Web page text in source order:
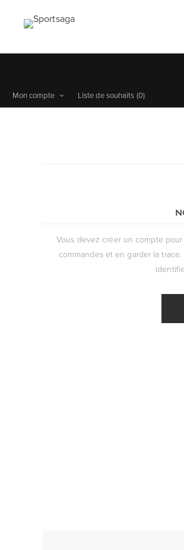
Mon compte Liste de souhaits (0)
Vous devez créer un compte
commandes et en garder la